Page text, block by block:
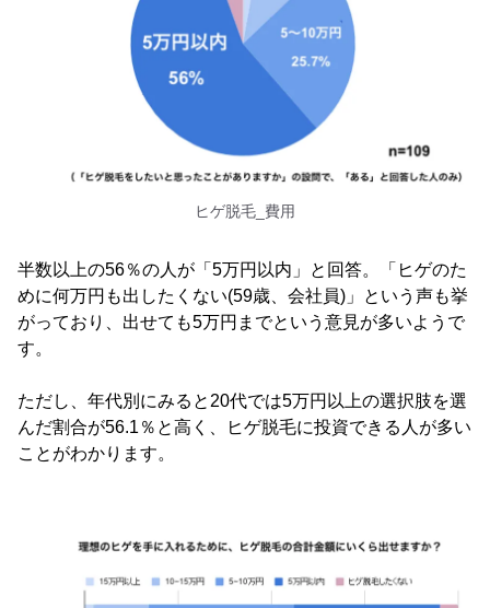
ヒゲ脱毛_費用
半数以上の56％の人が「5万円以内」と回答。「ヒゲのた
めに何万円も出したくない(59歳、会社員)」という声も挙
がっており、出せても5万円までという意見が多いようで
す。
ただし、年代別にみると20代では5万円以上の選択肢を選
んだ割合が56.1％と高く、ヒゲ脱毛に投資できる人が多い
ことがわかります。